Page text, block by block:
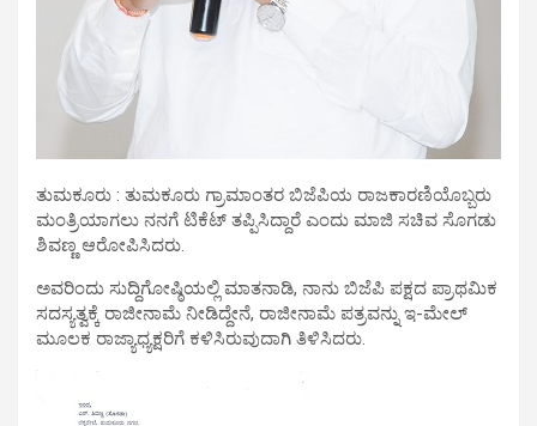
ತುಮಕೂರು : ತುಮಕೂರು ಗ್ರಾಮಾಂತರ ಬಿಜೆಪಿಯ ರಾಜಕಾರಣಿಯೊಬ್ಬರು
ಮಂತ್ರಿಯಾಗಲು ನನಗೆ ಟಿಕೆಟ್ ತಪ್ಪಿಸಿದ್ದಾರೆ ಎಂದು ಮಾಜಿ ಸಚಿವ ಸೊಗಡು
ಶಿವಣ್ಣ ಆರೋಪಿಸಿದರು.
ಅವರಿಂದು ಸುದ್ದಿಗೋಷ್ಠಿಯಲ್ಲಿ ಮಾತನಾಡಿ, ನಾನು ಬಿಜೆಪಿ ಪಕ್ಷದ ಪ್ರಾಥಮಿಕ
ಸದಸ್ಯತ್ವಕ್ಕೆ ರಾಜೀನಾಮೆ ನೀಡಿದ್ದೇನೆ, ರಾಜೀನಾಮೆ ಪತ್ರವನ್ನು ಇ-ಮೇಲ್
ಮೂಲಕ ರಾಜ್ಯಾಧ್ಯಕ್ಷರಿಗೆ ಕಳಿಸಿರುವುದಾಗಿ ತಿಳಿಸಿದರು.